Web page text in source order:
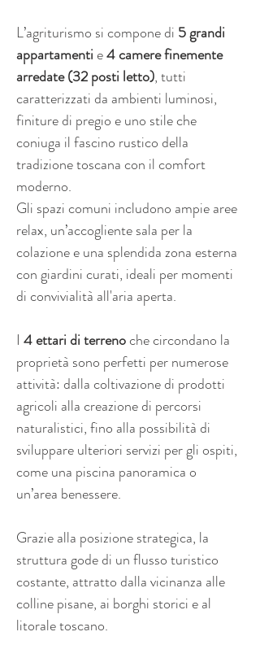
L’agriturismo si compone di 5 grandi
appartamenti e 4 camere finemente
arredate (32 posti letto), tutti
caratterizzati da ambienti luminosi,
finiture di pregio e uno stile che
coniuga il fascino rustico della
tradizione toscana con il comfort
moderno.
Gli spazi comuni includono ampie aree
relax, un’accogliente sala per la
colazione e una splendida zona esterna
con giardini curati, ideali per momenti
di convivialità all'aria aperta.
I 4 ettari di terreno che circondano la
proprietà sono perfetti per numerose
attività: dalla coltivazione di prodotti
agricoli alla creazione di percorsi
naturalistici, fino alla possibilità di
sviluppare ulteriori servizi per gli ospiti,
come una piscina panoramica o
un’area benessere.
Grazie alla posizione strategica, la
struttura gode di un flusso turistico
costante, attratto dalla vicinanza alle
colline pisane, ai borghi storici e al
litorale toscano.